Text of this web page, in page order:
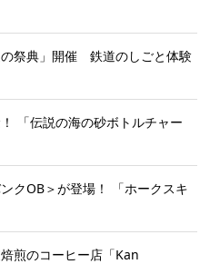
祭典」開催 鉄道のしごと体験
「伝説の海の砂ボトルチャー
クOB＞が登場！ 「ホークスキ
煎のコーヒー店「Kan